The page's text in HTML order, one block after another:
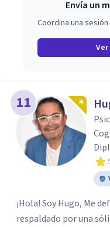
Envía un
Coordina una
11
¡Hola! Soy Hugo, Me
respaldado por una